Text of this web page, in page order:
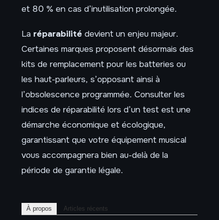
et 80 % en cas d’inutilisation prolongée.
La réparabilité devient un enjeu majeur.
Certaines marques proposent désormais des
kits de remplacement pour les batteries ou
les haut-parleurs, s’opposant ainsi à
l’obsolescence programmée. Consulter les
indices de réparabilité lors d’un test est une
démarche économique et écologique,
garantissant que votre équipement musical
vous accompagnera bien au-delà de la
période de garantie légale.
À propos Articles récents